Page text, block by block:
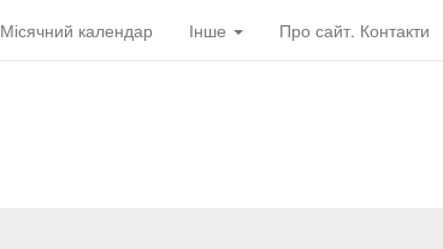
Місячний календар Інше Про сайт. Контакти